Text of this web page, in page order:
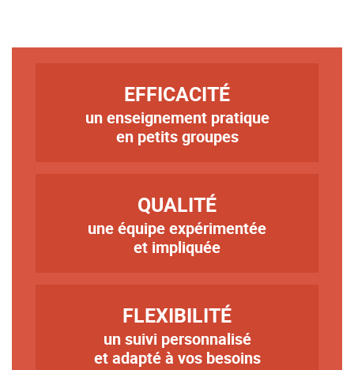
EFFICACITÉ
un enseignement pratique
en petits groupes
QUALITÉ
une équipe expérimentée
et impliquée
FLEXIBILITÉ
un suivi personnalisé
et adapté à vos besoins